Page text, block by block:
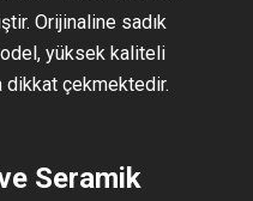
Orijinaline sadık
yüksek kaliteli
dikkat çekmektedir.
Seramik